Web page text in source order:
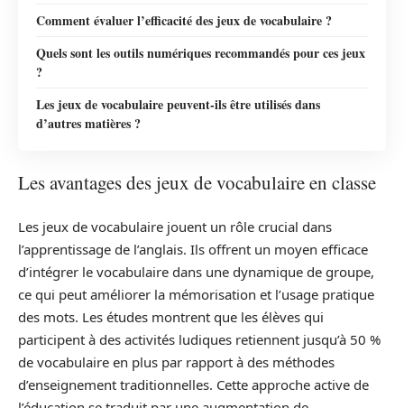
Comment évaluer l’efficacité des jeux de vocabulaire ?
Quels sont les outils numériques recommandés pour ces jeux
?
Les jeux de vocabulaire peuvent-ils être utilisés dans
d’autres matières ?
Les avantages des jeux de vocabulaire en classe
Les jeux de vocabulaire jouent un rôle crucial dans
l’apprentissage de l’anglais. Ils offrent un moyen efficace
d’intégrer le vocabulaire dans une dynamique de groupe,
ce qui peut améliorer la mémorisation et l’usage pratique
des mots. Les études montrent que les élèves qui
participent à des activités ludiques retiennent jusqu’à 50 %
de vocabulaire en plus par rapport à des méthodes
d’enseignement traditionnelles. Cette approche active de